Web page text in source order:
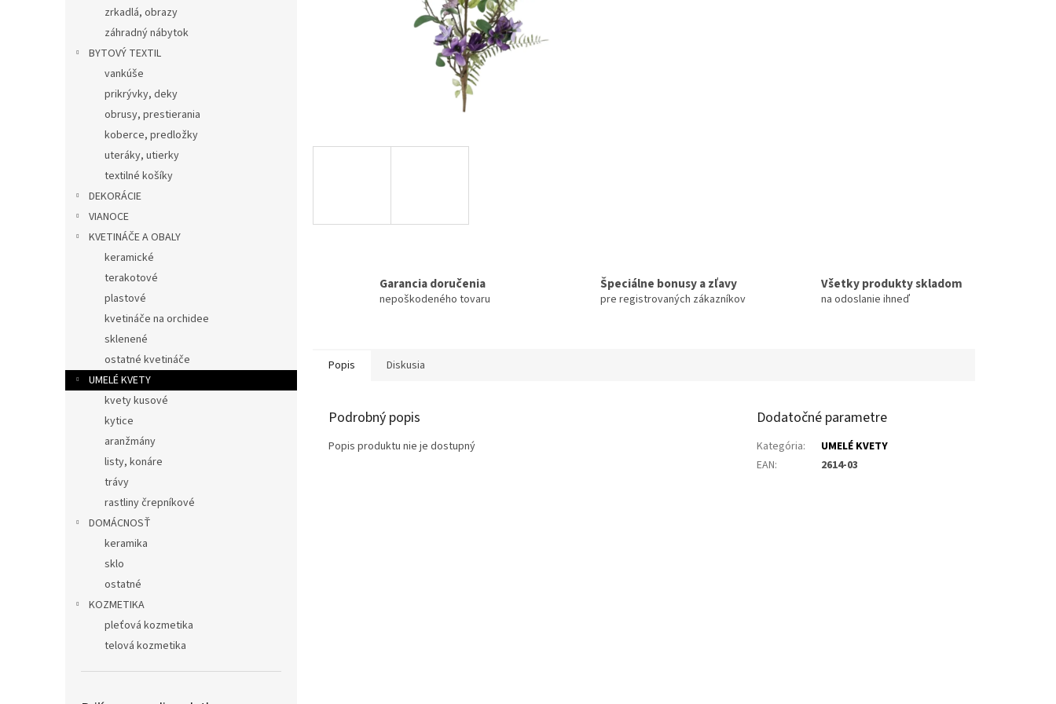
zrkadlá, obrazy
záhradný nábytok
BYTOVÝ TEXTIL
vankúše
prikrývky, deky
obrusy, prestierania
koberce, predložky
uteráky, utierky
textilné košíky
DEKORÁCIE
VIANOCE
KVETINÁČE A OBALY
keramické
terakotové
plastové
kvetináče na orchidee
sklenené
ostatné kvetináče
UMELÉ KVETY
kvety kusové
kytice
aranžmány
listy, konáre
trávy
rastliny črepníkové
DOMÁCNOSŤ
keramika
sklo
ostatné
KOZMETIKA
pleťová kozmetika
telová kozmetika
Garancia doručenia
nepoškodeného tovaru
Špeciálne bonusy a zľavy
pre registrovaných zákazníkov
Všetky produkty skladom
na odoslanie ihneď
Popis Diskusia
Podrobný popis
Popis produktu nie je dostupný
Dodatočné parametre
Kategória:
UMELÉ KVETY
EAN: 2614-03